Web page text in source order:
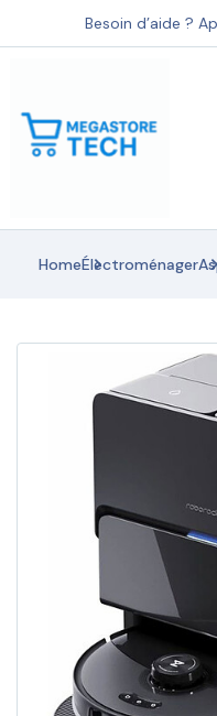
Besoin d’aide ?
HomeÉlectroménager